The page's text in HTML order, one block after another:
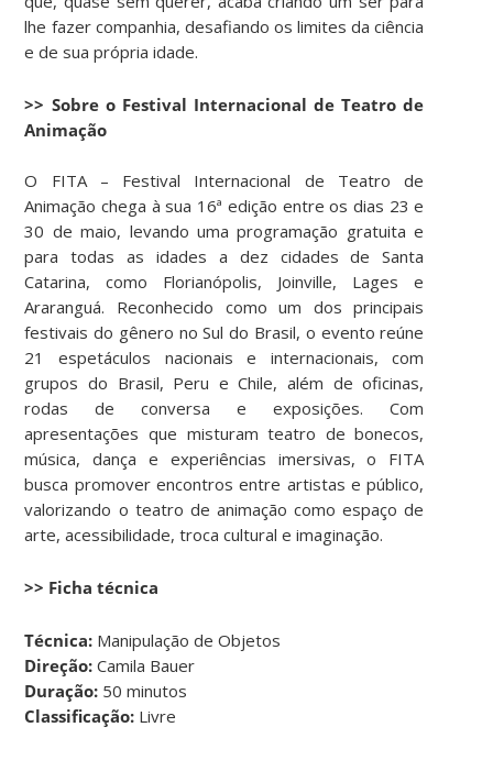
lhe fazer companhia, desafiando os limites da ciência
e de sua própria idade.
>> Sobre o Festival Internacional de Teatro de
Animação
O FITA – Festival Internacional de Teatro de
Animação chega à sua 16ª edição entre os dias 23 e
30 de maio, levando uma programação gratuita e
para todas as idades a dez cidades de Santa
Catarina, como Florianópolis, Joinville, Lages e
Araranguá. Reconhecido como um dos principais
festivais do gênero no Sul do Brasil, o evento reúne
21 espetáculos nacionais e internacionais, com
grupos do Brasil, Peru e Chile, além de oficinas,
rodas de conversa e exposições. Com
apresentações que misturam teatro de bonecos,
música, dança e experiências imersivas, o FITA
busca promover encontros entre artistas e público,
valorizando o teatro de animação como espaço de
arte, acessibilidade, troca cultural e imaginação.
>> Ficha técnica
Técnica: Manipulação de Objetos
Direção: Camila Bauer
Duração: 50 minutos
Classificação: Livre